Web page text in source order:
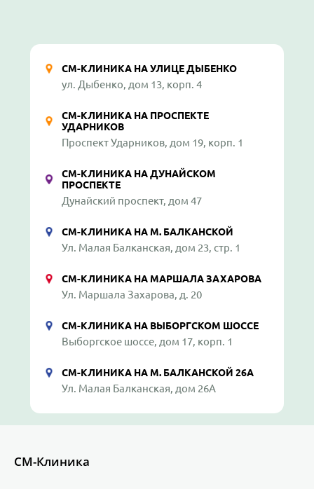
СМ-КЛИНИКА НА УЛИЦЕ ДЫБЕНКО
ул. Дыбенко, дом 13, корп. 4
СМ-КЛИНИКА НА ПРОСПЕКТЕ
УДАРНИКОВ
Проспект Ударников, дом 19, корп. 1
СМ-КЛИНИКА НА ДУНАЙСКОМ
ПРОСПЕКТЕ
Дунайский проспект, дом 47
СМ-КЛИНИКА НА М. БАЛКАНСКОЙ
Ул. Малая Балканская, дом 23, стр. 1
СМ-КЛИНИКА НА МАРШАЛА ЗАХАРОВА
Ул. Маршала Захарова, д. 20
СМ-КЛИНИКА НА ВЫБОРГСКОМ ШОССЕ
Выборгское шоссе, дом 17, корп. 1
СМ-КЛИНИКА НА М. БАЛКАНСКОЙ 26А
Ул. Малая Балканская, дом 26А
СМ-Клиника